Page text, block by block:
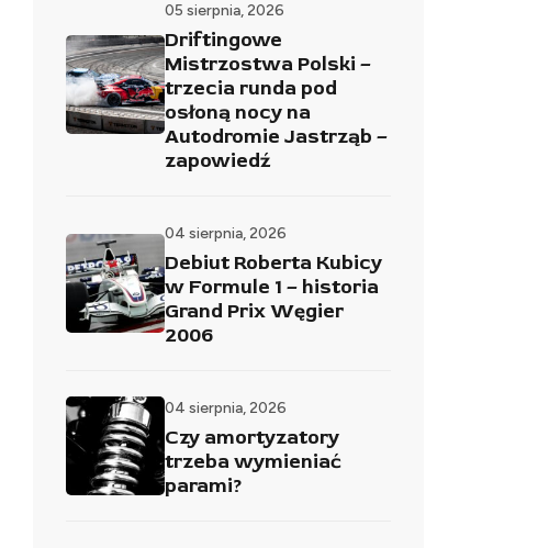
05 sierpnia, 2026
Driftingowe
Mistrzostwa Polski –
trzecia runda pod
osłoną nocy na
Autodromie Jastrząb –
zapowiedź
04 sierpnia, 2026
Debiut Roberta Kubicy
w Formule 1 – historia
Grand Prix Węgier
2006
04 sierpnia, 2026
Czy amortyzatory
trzeba wymieniać
parami?